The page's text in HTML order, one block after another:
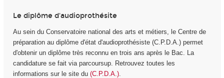
Le diplôme d'audioprothésite
Au sein du Conservatoire national des arts et métiers, le Centre de
préparation au diplôme d'état d'audioprothésiste (C.P.D.A.) permet
d'obtenir un diplôme très reconnu en trois ans après le Bac. La
candidature se fait via parcoursup. Retrouvez toutes les
informations sur le site du (C.P.D.A.).